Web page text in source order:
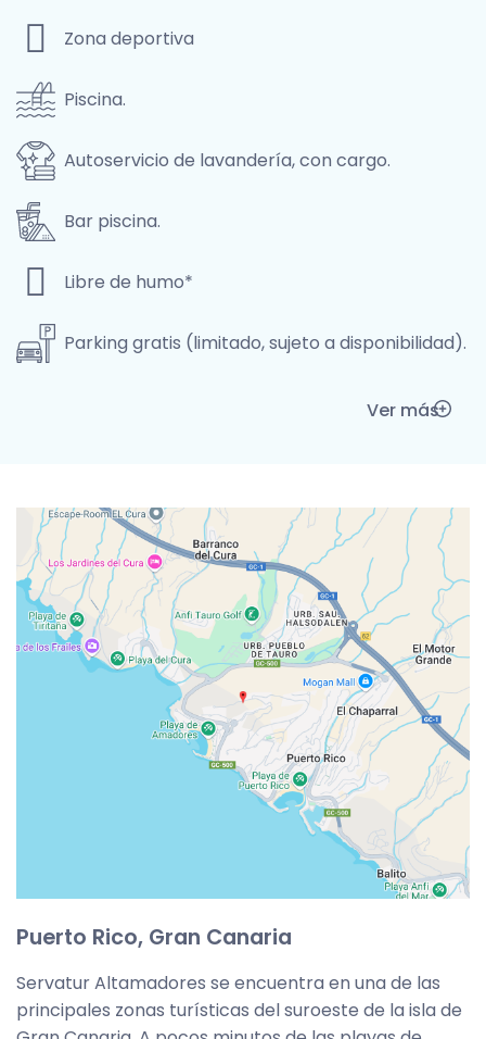
Zona deportiva
Piscina.
Autoservicio de lavandería, con cargo.
Bar piscina.
Libre de humo*
Parking gratis (limitado, sujeto a disponibilidad).
Ver más
Puerto Rico, Gran Canaria
Servatur Altamadores se encuentra en una de las
principales zonas turísticas del suroeste de la isla de